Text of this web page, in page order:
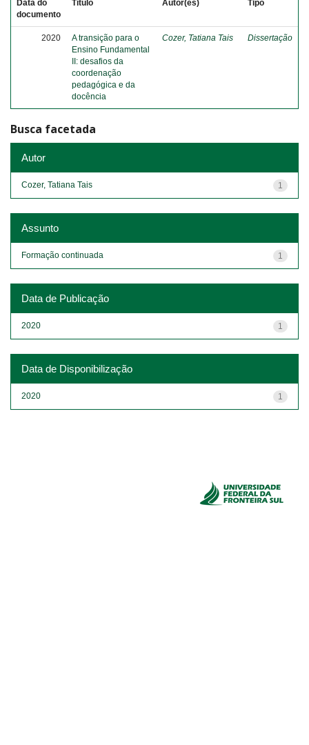
Data do
documento
Título Autor(es) Tipo
2020
A transição para o
Ensino Fundamental
II: desafios da
coordenação
pedagógica e da
docência
Cozer, Tatiana Tais Dissertação
Busca facetada
Autor
1
Cozer, Tatiana Tais
Assunto
1
Formação continuada
Data de Publicação
1
2020
Data de Disponibilização
1
2020